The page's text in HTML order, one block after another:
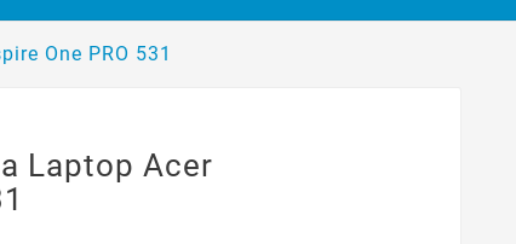
One PRO 531
Laptop Acer